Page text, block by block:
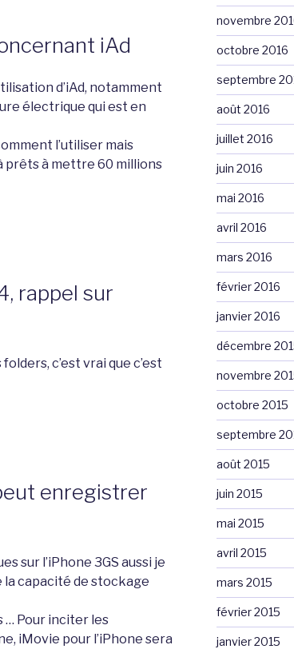
iAd
d’iAd, notamment
électrique qui est en
l’utiliser mais
prêts à mettre 60 millions
rappel sur
c’est vrai que c’est
enregistrer
sur l’iPhone 3GS aussi je
la capacité de stockage
… Pour inciter les
iMovie pour l’iPhone sera
novembre
octobre 2016
septembre
août 2016
juillet 2016
juin 2016
mai 2016
avril 2016
mars 2016
février 2016
janvier 2016
décembre
novembre
octobre 2015
septembre
août 2015
juin 2015
mai 2015
avril 2015
mars 2015
février 2015
janvier 2015